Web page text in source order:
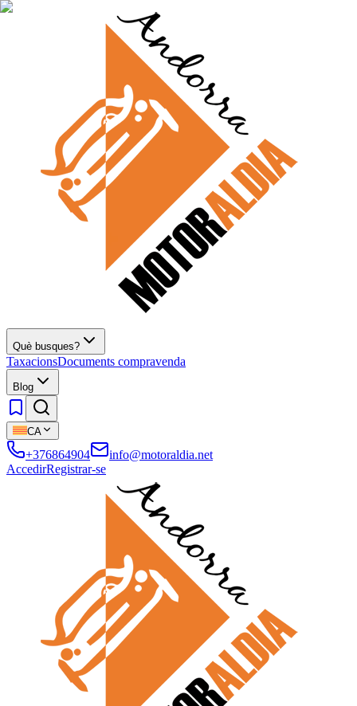
Què busques?
TaxacionsDocuments compravenda
Blog
CA
+376864904
info@motoraldia.net
AccedirRegistrar-se